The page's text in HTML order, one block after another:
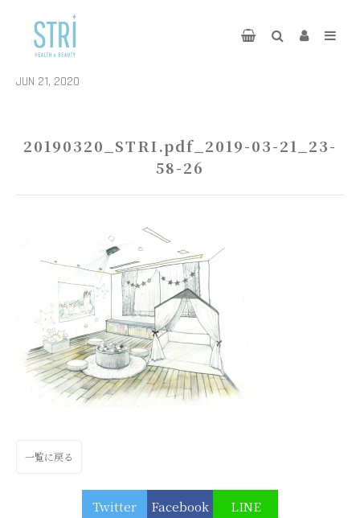
JUN 21, 2020
20190320_STRI.pdf_2019-03-21_23-
58-26
一覧に戻る
Twitter Facebook LINE